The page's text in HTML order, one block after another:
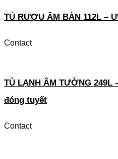
TỦ RƯỢU ÂM BÀN 112L –
Contact
TỦ LẠNH ÂM TƯỜNG 249L
đóng tuyết
Contact